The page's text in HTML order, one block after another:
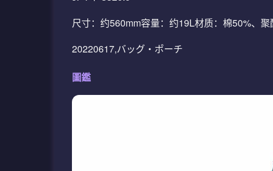
尺寸：约560mm容量：约19L材质：棉50%、
20220617,バッグ・ポーチ
圖鑑